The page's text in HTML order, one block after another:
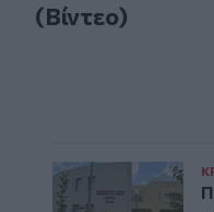
(Βίντεο)